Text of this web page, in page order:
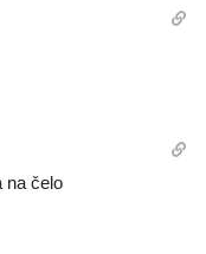
na čelo